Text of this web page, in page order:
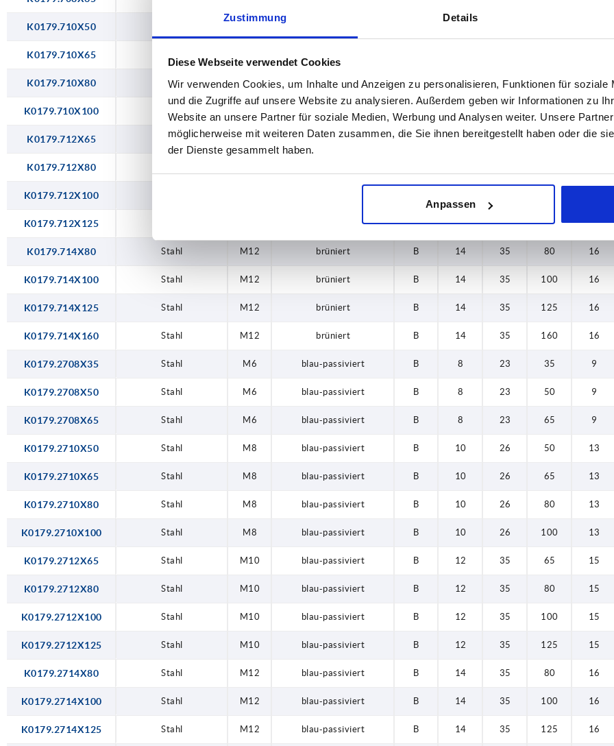
Zustimmung Details
Diese Webseite verwendet Cookies
Wir verwenden Cookies, um Inhalte und Anzeigen zu personalisieren, Funktionen für soziale
und die Zugriffe auf unsere Website zu analysieren. Außerdem geben wir Informationen zu
Website an unsere Partner für soziale Medien, Werbung und Analysen weiter. Unsere
möglicherweise mit weiteren Daten zusammen, die Sie ihnen bereitgestellt haben oder die
der Dienste gesammelt haben.
Anpassen
K0179.710X50
K0179.710X65
K0179.710X80 Stahl M8 brüniert B 10 26 80 13
K0179.710X100 Stahl brüniert B 10 100
K0179.712X65 Stahl M10 brüniert B 12 35 65 15
K0179.712X80
K0179.712X100
K0179.712X125 B 12 35 125 15
K0179.714X80 Stahl M12 brüniert B 14 35 80 16
K0179.714X100 Stahl M12 brüniert B 14 35 100 16
K0179.714X125 Stahl M12 brüniert B 14 35 125 16
K0179.714X160 Stahl M12 brüniert B 14 35 160 16
K0179.2708X35 Stahl M6 blau-passiviert B 8 23 35 9
K0179.2708X50 Stahl M6 blau-passiviert B 8 23 50 9
K0179.2708X65 Stahl M6 blau-passiviert B 8 23 65 9
K0179.2710X50 Stahl M8 blau-passiviert B 10 26 50 13
K0179.2710X65 Stahl M8 blau-passiviert B 10 26 65 13
K0179.2710X80 Stahl M8 blau-passiviert B 10 26 80 13
K0179.2710X100 Stahl M8 blau-passiviert B 10 26 100 13
K0179.2712X65 Stahl M10 blau-passiviert B 12 35 65 15
K0179.2712X80 Stahl M10 blau-passiviert B 12 35 80 15
K0179.2712X100 Stahl M10 blau-passiviert B 12 35 100 15
K0179.2712X125 Stahl M10 blau-passiviert B 12 35 125 15
K0179.2714X80 Stahl M12 blau-passiviert B 14 35 80 16
K0179.2714X100 Stahl M12 blau-passiviert B 14 35 100 16
K0179.2714X125 Stahl M12 blau-passiviert B 14 35 125 16